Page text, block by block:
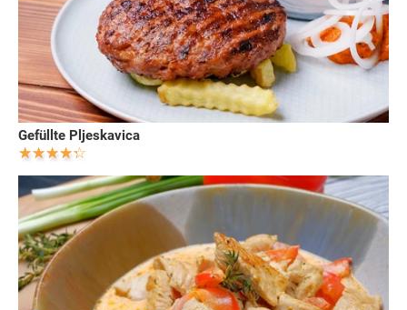
Gefüllte Pljeskavica